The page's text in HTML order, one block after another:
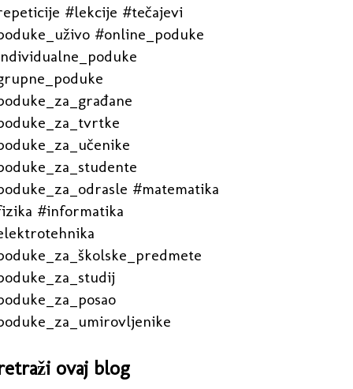
#lekcije #tečajevi
#online_poduke
#matematika
#informatika
ovaj blog